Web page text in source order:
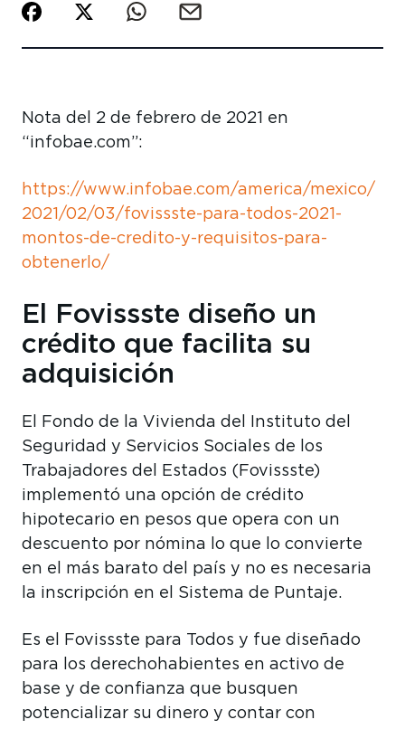
Nota del 2 de febrero de 2021 en
“infobae.com”:
https://www.infobae.com/america/mexico/
2021/02/03/fovissste-para-todos-2021-
montos-de-credito-y-requisitos-para-
obtenerlo/
El Fovissste diseño un
crédito que facilita su
adquisición
El Fondo de la Vivienda del Instituto del
Seguridad y Servicios Sociales de los
Trabajadores del Estados (Fovissste)
implementó una opción de crédito
hipotecario en pesos que opera con un
descuento por nómina lo que lo convierte
en el más barato del país y no es necesaria
la inscripción en el Sistema de Puntaje.
Es el Fovissste para Todos y fue diseñado
para los derechohabientes en activo de
base y de confianza que busquen
potencializar su dinero y contar con